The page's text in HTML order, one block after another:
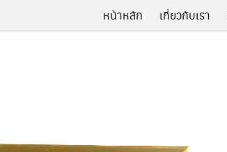
หน้าหลัก เกี่ยวกับเรา